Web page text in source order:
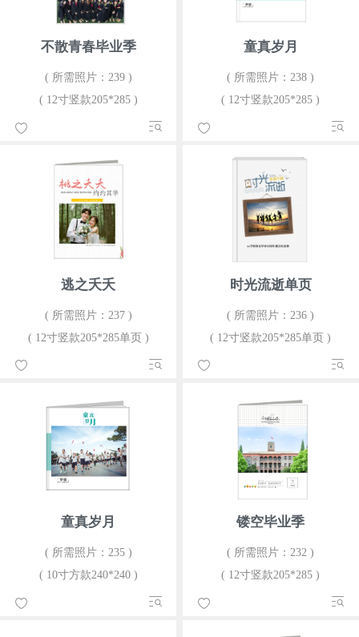
不散青春毕业季
( 所需照片：239 )
( 12寸竖款205*285 )
童真岁月
( 所需照片：238 )
( 12寸竖款205*285 )
逃之夭夭
( 所需照片：237 )
( 12寸竖款205*285单页 )
时光流逝单页
( 所需照片：236 )
( 12寸竖款205*285单页 )
童真岁月
( 所需照片：235 )
( 10寸方款240*240 )
镂空毕业季
( 所需照片：232 )
( 12寸竖款205*285 )